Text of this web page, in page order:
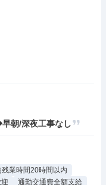
朝/深夜工事なし
残業時間20時間以内
通勤交通費全額支給